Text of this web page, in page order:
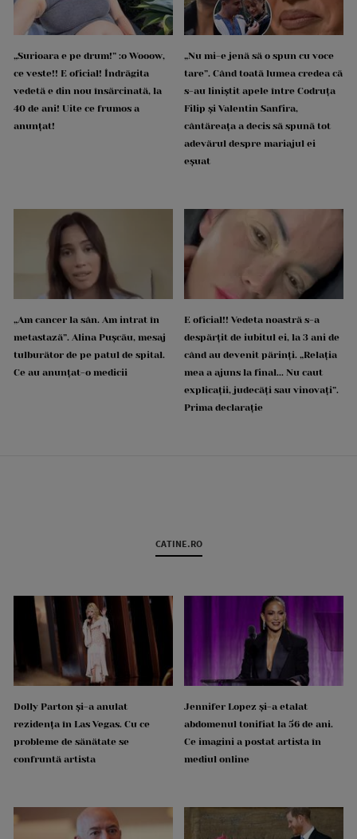
„Surioara e pe drum!” :o Wooow,
ce veste!! E oficial! Îndrăgita
vedetă e din nou însărcinată, la
40 de ani! Uite ce frumos a
anunțat!
„Nu mi-e jenă să o spun cu voce
tare”. Când toată lumea credea că
s-au liniștit apele între Codruța
Filip și Valentin Sanfira,
cântăreața a decis să spună tot
adevărul despre mariajul ei
eșuat
„Am cancer la sân. Am intrat în
metastază”. Alina Pușcău, mesaj
tulburător de pe patul de spital.
Ce au anunțat-o medicii
E oficial!! Vedeta noastră s-a
despărțit de iubitul ei, la 3 ani de
când au devenit părinți. „Relația
mea a ajuns la final... Nu caut
explicații, judecăți sau vinovați”.
Prima declarație
CATINE.RO
Dolly Parton și-a anulat
rezidența în Las Vegas. Cu ce
probleme de sănătate se
confruntă artista
Jennifer Lopez și-a etalat
abdomenul tonifiat la 56 de ani.
Ce imagini a postat artista în
mediul online